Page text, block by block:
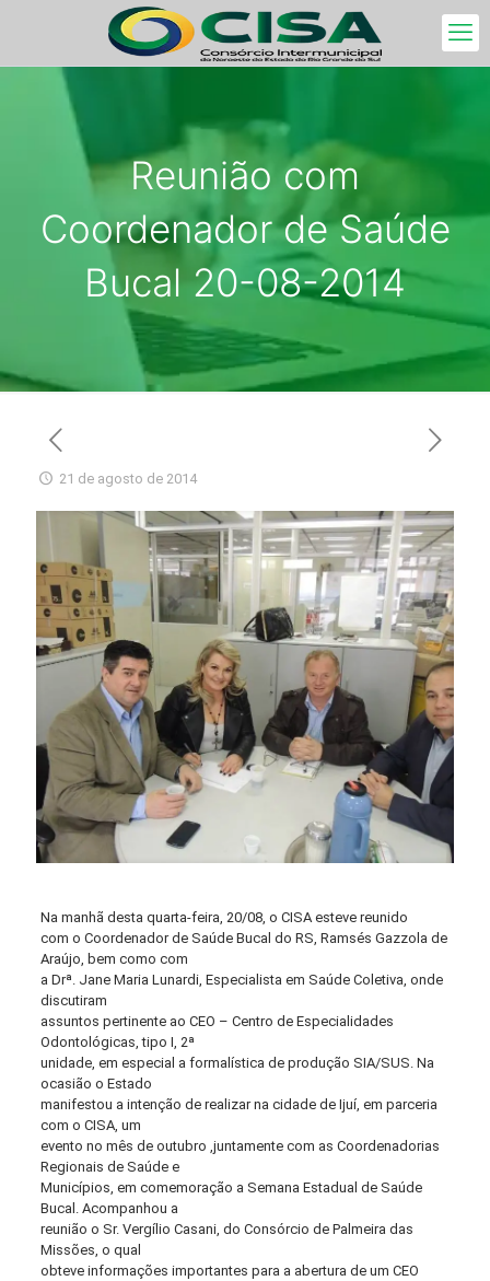
Reunião com
Coordenador de Saúde
Bucal 20-08-2014
21 de agosto de 2014
Na manhã desta quarta-feira, 20/08, o CISA esteve reunido
com o Coordenador de Saúde Bucal do RS, Ramsés Gazzola de
Araújo, bem como com
a Drª. Jane Maria Lunardi, Especialista em Saúde Coletiva, onde
discutiram
assuntos pertinente ao CEO – Centro de Especialidades
Odontológicas, tipo I, 2ª
unidade, em especial a formalística de produção SIA/SUS. Na
ocasião o Estado
manifestou a intenção de realizar na cidade de Ijuí, em parceria
com o CISA, um
evento no mês de outubro ,juntamente com as Coordenadorias
Regionais de Saúde e
Municípios, em comemoração a Semana Estadual de Saúde
Bucal. Acompanhou a
reunião o Sr. Vergílio Casani, do Consórcio de Palmeira das
Missões, o qual
obteve informações importantes para a abertura de um CEO